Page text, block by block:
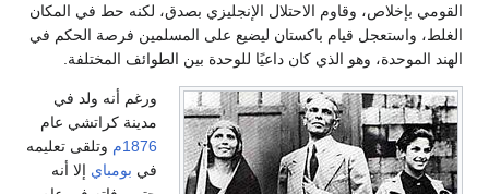
القومي بإخلاص، وقاوم الاحتلال الإنجليزي بصدق، لكنه حط في المكان
الغلط، واستعجل قيام باكستان ليضيع على المسلمين فرصة الحكم في
الهند الموحدة، وهو الذي كان داعيًا للوحدة بين الطوائف المختلفة.
ورغم أنه ولد في
مدينة كراتشي عام
1876م
وتلقى تعليمه
في بومباي إلا أنه